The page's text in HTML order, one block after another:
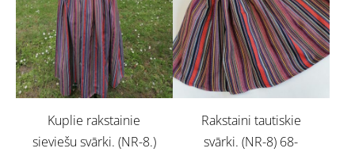
Kuplie rakstainie
sieviešu svārki. (NR-8.)
Rakstaini tautiskie
svārki. (NR-8) 68-